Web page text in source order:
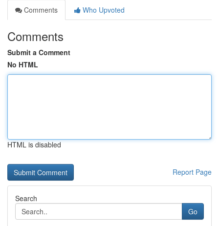
Comments
Who Upvoted
Comments
Submit a Comment
No HTML
HTML is disabled
Report Page
Search
Go